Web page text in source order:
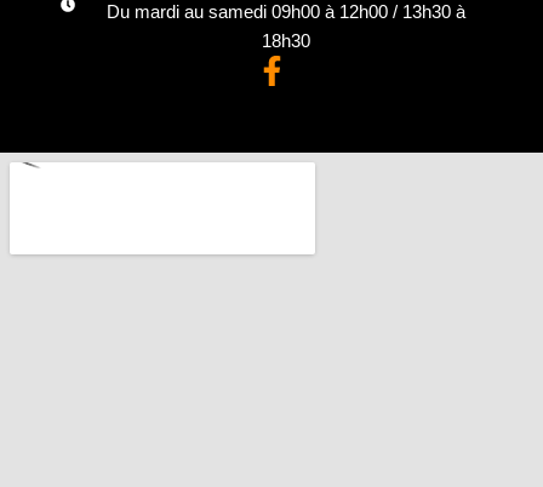
Du mardi au samedi 09h00 à 12h00 / 13h30 à
18h30